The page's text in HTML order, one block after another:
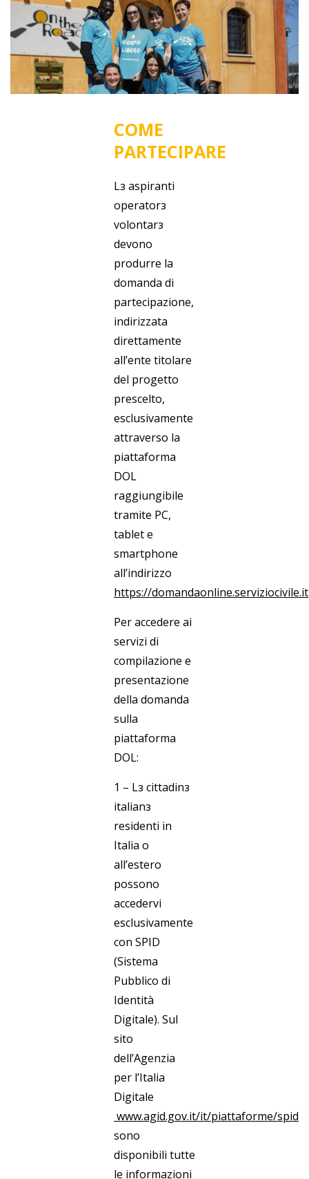
COME
PARTECIPARE
Lз aspiranti
operatorз
volontarз
devono
produrre la
domanda di
partecipazione,
indirizzata
direttamente
all’ente titolare
del progetto
prescelto,
esclusivamente
attraverso la
piattaforma
DOL
raggiungibile
tramite PC,
tablet e
smartphone
all’indirizzo
https://domandaonline.serviziocivile.it
Per accedere ai
servizi di
compilazione e
presentazione
della domanda
sulla
piattaforma
DOL:
1 – Lз cittadinз
italianз
residenti in
Italia o
all’estero
possono
accedervi
esclusivamente
con SPID
(Sistema
Pubblico di
Identità
Digitale). Sul
sito
dell’Agenzia
per l’Italia
Digitale
www.agid.gov.it/it/piattaforme/spid
sono
disponibili tutte
le informazioni